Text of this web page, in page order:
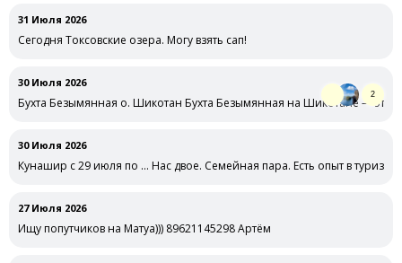
31 Июля 2026
Сегодня Токсовские озера. Могу взять сап!
30 Июля 2026
Бухта Безымянная о. Шикотан Бухта Безымянная на Шикотане — это,
2
30 Июля 2026
Кунашир с 29 июля по … Нас двое. Семейная пара. Есть опыт в
27 Июля 2026
Ищу попутчиков на Матуа))) 89621145298 Артём